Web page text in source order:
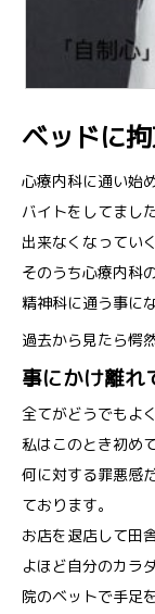
ベッドに
心療内科に通い始
バイトをしてまし
出来なくなってい
そのうち心療内科
精神科に通う事に
過去から見たら愕
事にかけ離れ
全てがどうでもよ
私はこのとき初め
何に対する罪悪感
ております。
お店を退店して田
よほど自分のカラ
院のベットで手足